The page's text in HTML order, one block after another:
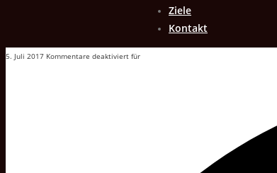
Ziele
Kontakt
5. Juli 2017 Kommentare deaktiviert für